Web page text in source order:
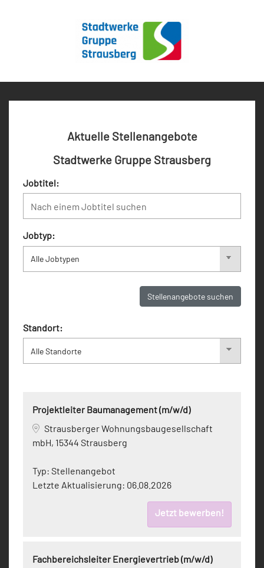
Aktuelle Stellenangebote
Stadtwerke Gruppe Strausberg
Jobtitel:
Jobtyp:
Stellenangebote suchen
Standort:
Projektleiter Baumanagement (m/w/d)
Strausberger Wohnungsbaugesellschaft
mbH, 15344 Strausberg
Typ: Stellenangebot
Letzte Aktualisierung: 06.08.2026
Jetzt bewerben!
Fachbereichsleiter Energievertrieb (m/w/d)